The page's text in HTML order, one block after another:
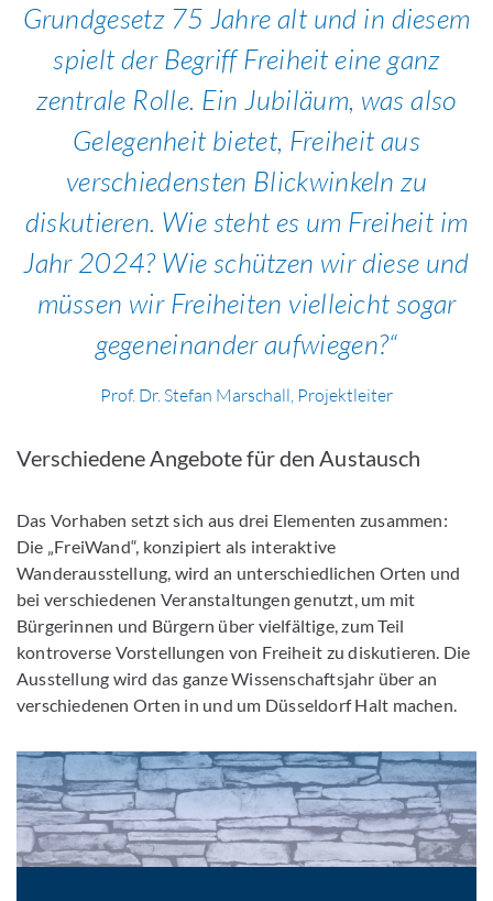
Grundgesetz 75 Jahre alt und in diesem
spielt der Begriff Freiheit eine ganz
zentrale Rolle. Ein Jubiläum, was also
Gelegenheit bietet, Freiheit aus
verschiedensten Blickwinkeln zu
diskutieren. Wie steht es um Freiheit im
Jahr 2024? Wie schützen wir diese und
müssen wir Freiheiten vielleicht sogar
gegeneinander aufwiegen?
Prof. Dr. Stefan Marschall, Projektleiter
Verschiedene Angebote für den Austausch
Das Vorhaben setzt sich aus drei Elementen zusammen:
Die „FreiWand“, konzipiert als interaktive
Wanderausstellung, wird an unterschiedlichen Orten und
bei verschiedenen Veranstaltungen genutzt, um mit
Bürgerinnen und Bürgern über vielfältige, zum Teil
kontroverse Vorstellungen von Freiheit zu diskutieren. Die
Ausstellung wird das ganze Wissenschaftsjahr über an
verschiedenen Orten in und um Düsseldorf Halt machen.